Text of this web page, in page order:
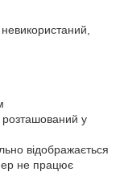
розташований у
відображається
не працює